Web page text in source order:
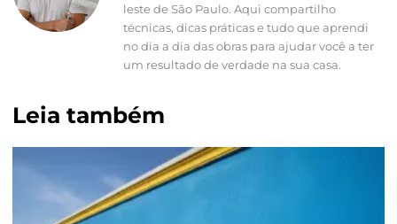
leste de São Paulo. Aqui compartilho
técnicas, dicas práticas e tudo que aprendi
no dia a dia das obras para ajudar você a ter
um resultado de verdade na sua casa.
Leia também